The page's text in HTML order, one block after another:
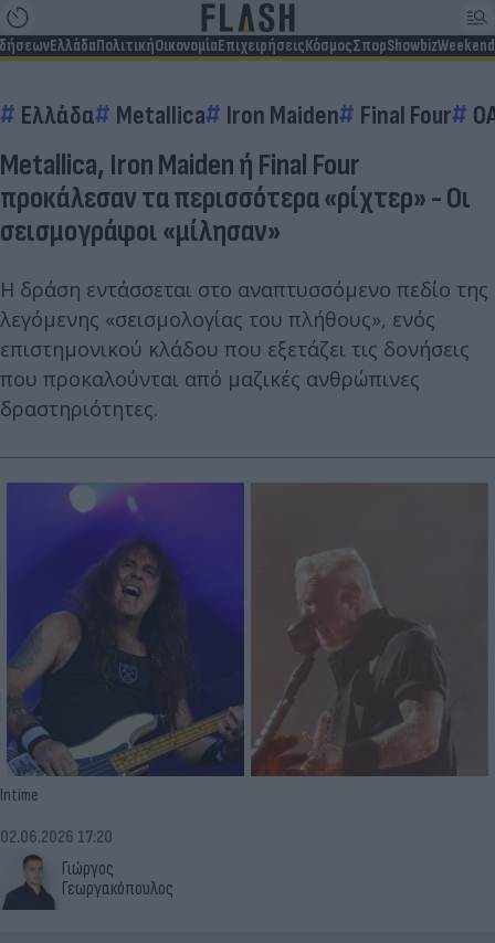
ΕλλάδαΠολιτικήΟικονομίαΕπιχειρήσειςΚόσμοςΣπορShowbizWeekend
Ελλάδα Metallica Iron Maiden Final Four
Metallica, Iron Maiden ή Final Four
προκάλεσαν τα περισσότερα «ρίχτερ» - Οι
σεισμογράφοι «μίλησαν»
Η δράση εντάσσεται στο αναπτυσσόμενο πεδίο της
λεγόμενης «σεισμολογίας του πλήθους», ενός
επιστημονικού κλάδου που εξετάζει τις δονήσεις
που προκαλούνται από μαζικές ανθρώπινες
δραστηριότητες.
Intime
Γιώργος
Γεωργακόπουλος
02.06.2026 17:20